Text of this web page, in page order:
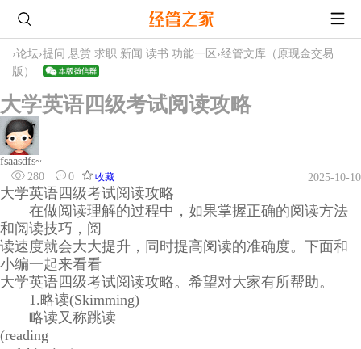
›论坛›提问 悬赏 求职 新闻 读书 功能一区 ›经管文库（原现金交易
版）
大学英语四级考试阅读攻略
fsaasdfs~
280
0 收藏 2025-10-10
大学英语四级考试阅读攻略
在做阅读理解的过程中，如果掌握正确的阅读方法
和阅读技巧，阅
读速度就会大大提升，同时提高阅读的准确度。下面和
小编一起来看看
大学英语四级考试阅读攻略。希望对大家有所帮助。
1.略读(Skimming)
略读又称跳读
(reading